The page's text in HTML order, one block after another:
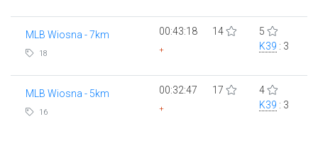
MLB Wiosna - 7km
18
00:43:18
+
14
5
K39 : 3
MLB Wiosna - 5km
16
00:32:47
+
17
4
K39 : 3